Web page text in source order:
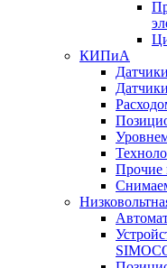
КИПиА
Прочие